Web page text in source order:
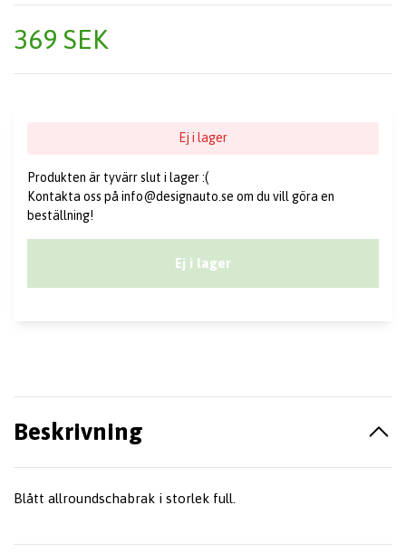
369 SEK
Ej i lager
Produkten är tyvärr slut i lager :(
Kontakta oss på info@designauto.se om du vill göra en
beställning!
Ej i lager
Beskrivning
Blått allroundschabrak i storlek full.